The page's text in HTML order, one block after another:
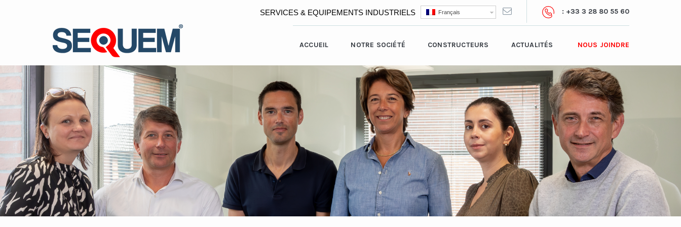
SERVICES & EQUIPEMENTS INDUSTRIELS Français : +33 3 28 80 55 60
ACCUEIL NOTRE SOCIÉTÉ CONSTRUCTEURS ACTUALITÉS NOUS JOINDRE